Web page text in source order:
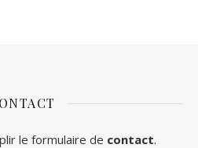
le formulaire de contact.